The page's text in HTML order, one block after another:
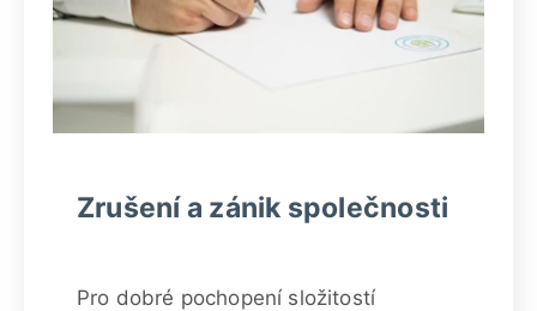
Zrušení a zánik společnosti
Pro dobré pochopení složitostí